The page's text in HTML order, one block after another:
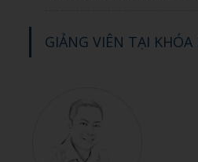
GIẢNG VIÊN TẠI KHÓA